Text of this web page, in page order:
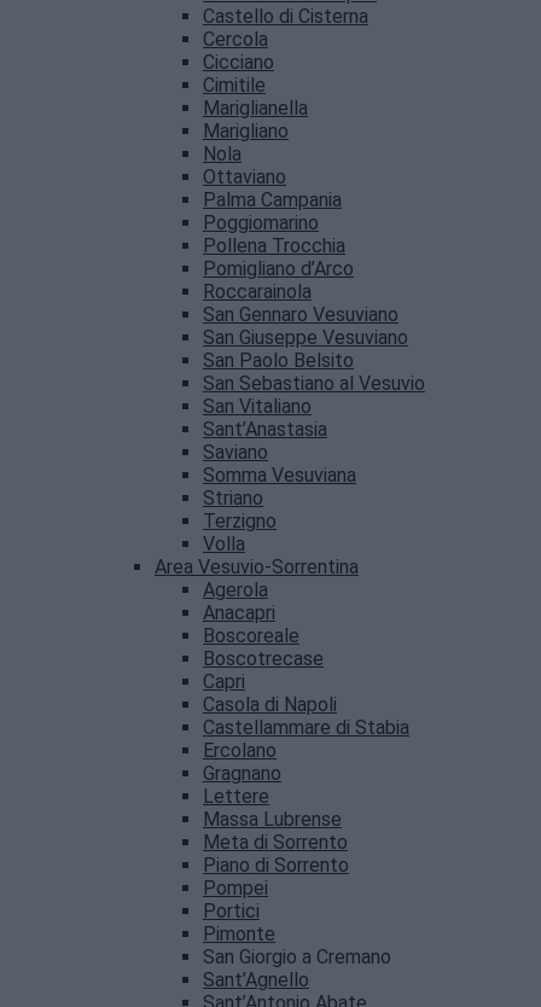
Castello di Cisterna
Cercola
Cicciano
Cimitile
Mariglianella
Marigliano
Nola
Ottaviano
Palma Campania
Poggiomarino
Pollena Trocchia
Pomigliano d’Arco
Roccarainola
San Gennaro Vesuviano
San Giuseppe Vesuviano
San Paolo Belsito
San Sebastiano al Vesuvio
San Vitaliano
Sant’Anastasia
Saviano
Somma Vesuviana
Striano
Terzigno
Volla
Area Vesuvio-Sorrentina
Agerola
Anacapri
Boscoreale
Boscotrecase
Capri
Casola di Napoli
Castellammare di Stabia
Ercolano
Gragnano
Lettere
Massa Lubrense
Meta di Sorrento
Piano di Sorrento
Pompei
Portici
Pimonte
San Giorgio a Cremano
Sant’Agnello